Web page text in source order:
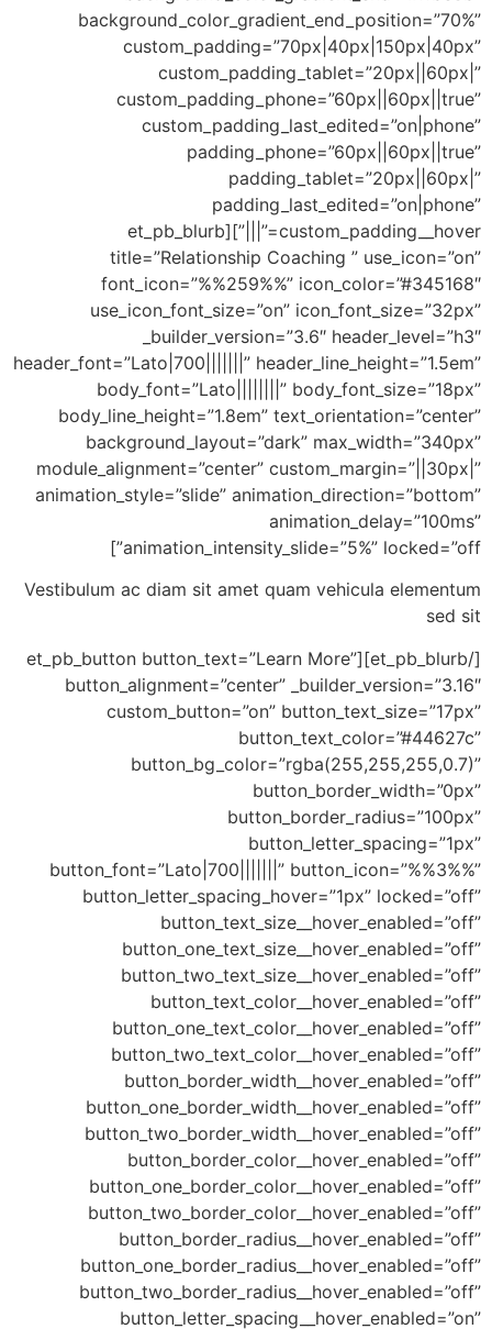
custom_padding__hover=”|||”][et_pb_blurb
title=”Relationship Coaching ”
font_icon=”%%259%%”
use_icon_font_size=”on”
_builder_version=”3.6″
header_font=”Lato|700|||||||”
body_font=”Lato||||||||”
body_line_height=”1.8em”
background_layout=”dark”
module_alignment=”center”
animation_style=”slide”
animation_intensity_slide=”5%”
Vestibulum ac diam sit amet quam
[/et_pb_blurb][et_pb_button button_text=”Learn More”
button_alignment=”center”
custom_button=”on”
button_font=”Lato|700|||||||”
button_letter_spacing_hover=”1px”